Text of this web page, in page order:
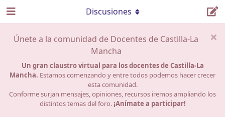
Únete a la comunidad de Docentes de Castilla-La
Mancha
Un gran claustro virtual para los docentes de Castilla-La
Mancha. Estamos comenzando y entre todos podemos hacer crecer
esta comunidad.
Conforme surjan mensajes, opiniones, recursos iremos ampliando los
distintos temas del foro. ¡Anímate a participar!
Discusiones